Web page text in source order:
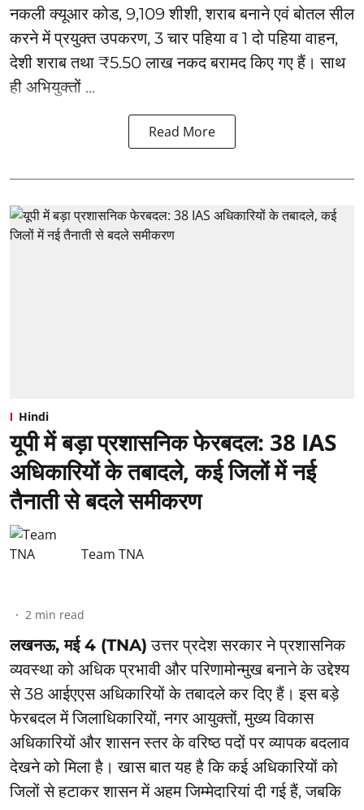
नकली क्यूआर कोड, 9,109 शीशी, शराब बनाने एवं बोतल सील
करने में प्रयुक्त उपकरण, 3 चार पहिया व 1 दो पहिया वाहन,
देशी शराब तथा ₹5.50 लाख नकद बरामद किए गए हैं। साथ
ही अभियुक्तों ...
Read More
Hindi
यूपी में बड़ा प्रशासनिक फेरबदल: 38 IAS
अधिकारियों के तबादले, कई जिलों में नई
तैनाती से बदले समीकरण
Team TNA
2 min read
लखनऊ, मई 4 (TNA) उत्तर प्रदेश सरकार ने प्रशासनिक
व्यवस्था को अधिक प्रभावी और परिणामोन्मुख बनाने के उद्देश्य
से 38 आईएएस अधिकारियों के तबादले कर दिए हैं। इस बड़े
फेरबदल में जिलाधिकारियों, नगर आयुक्तों, मुख्य विकास
अधिकारियों और शासन स्तर के वरिष्ठ पदों पर व्यापक बदलाव
देखने को मिला है। खास बात यह है कि कई अधिकारियों को
जिलों से हटाकर शासन में अहम जिम्मेदारियां दी गई हैं, जबकि